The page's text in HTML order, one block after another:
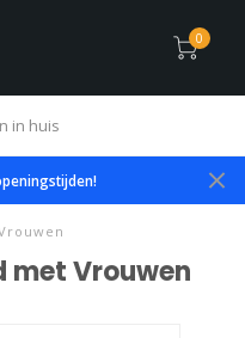
0
in huis
met Vrouwen